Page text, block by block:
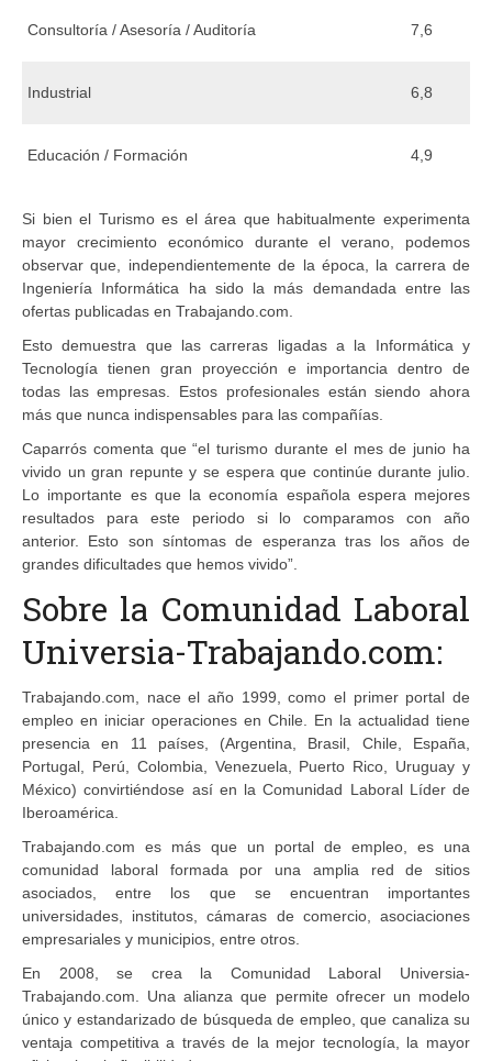
Consultoría / Asesoría / Auditoría 7,6
Industrial 6,8
Educación / Formación 4,9
Si bien el Turismo es el área que habitualmente experimenta
mayor crecimiento económico durante el verano, podemos
observar que, independientemente de la época, la carrera de
Ingeniería Informática ha sido la más demandada entre las
ofertas publicadas en Trabajando.com.
Esto demuestra que las carreras ligadas a la Informática y
Tecnología tienen gran proyección e importancia dentro de
todas las empresas. Estos profesionales están siendo ahora
más que nunca indispensables para las compañías.
Caparrós comenta que “el turismo durante el mes de junio ha
vivido un gran repunte y se espera que continúe durante julio.
Lo importante es que la economía española espera mejores
resultados para este periodo si lo comparamos con año
anterior. Esto son síntomas de esperanza tras los años de
grandes dificultades que hemos vivido”.
Sobre la Comunidad Laboral
Universia-Trabajando.com:
Trabajando.com, nace el año 1999, como el primer portal de
empleo en iniciar operaciones en Chile. En la actualidad tiene
presencia en 11 países, (Argentina, Brasil, Chile, España,
Portugal, Perú, Colombia, Venezuela, Puerto Rico, Uruguay y
México) convirtiéndose así en la Comunidad Laboral Líder de
Iberoamérica.
Trabajando.com es más que un portal de empleo, es una
comunidad laboral formada por una amplia red de sitios
asociados, entre los que se encuentran importantes
universidades, institutos, cámaras de comercio, asociaciones
empresariales y municipios, entre otros.
En 2008, se crea la Comunidad Laboral Universia-
Trabajando.com. Una alianza que permite ofrecer un modelo
único y estandarizado de búsqueda de empleo, que canaliza su
ventaja competitiva a través de la mejor tecnología, la mayor